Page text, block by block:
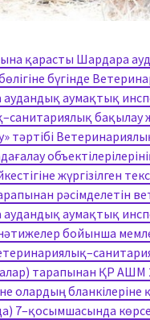
қарасты Шардара
бүгінде
аумақтық
бақылау
тәртібі
жүргізілген
рәсімделетін
аумақтық
бойынша
тарапынан ҚР
олардың
7–қосымшасында